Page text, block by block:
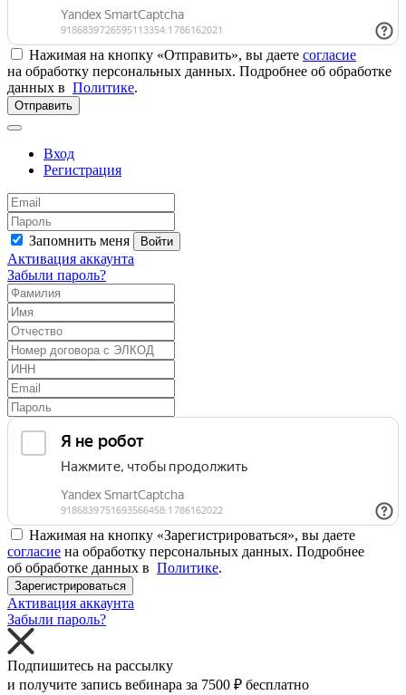
Нажимая на кнопку «Отправить», вы даете согласие
на обработку персональных данных. Подробнее об обработке
данных в Политике.
Отправить
Вход
Регистрация
Запомнить меня Войти
Активация аккаунта
Забыли пароль?
Нажимая на кнопку «Зарегистрироваться», вы даете
согласие на обработку персональных данных. Подробнее
об обработке данных в Политике.
Зарегистрироваться
Активация аккаунта
Забыли пароль?
Подпишитесь на рассылку
и получите запись вебинара за 7500 ₽ бесплатно